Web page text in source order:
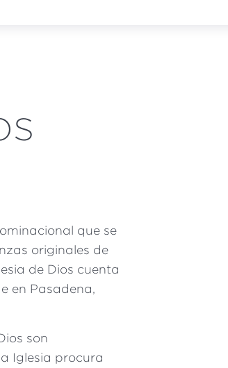
que se
originales de
de Dios cuenta
en Pasadena,
son
Iglesia procura